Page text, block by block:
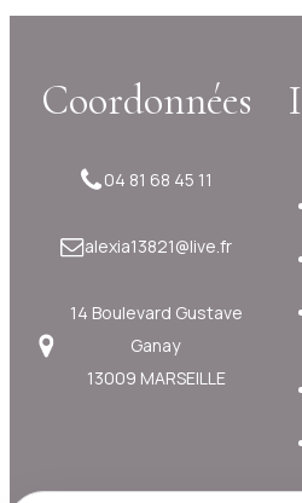
Coordonnées
04 81 68 45 11
alexia13821@live.fr
14 Boulevard Gustave
Ganay
13009 MARSEILLE